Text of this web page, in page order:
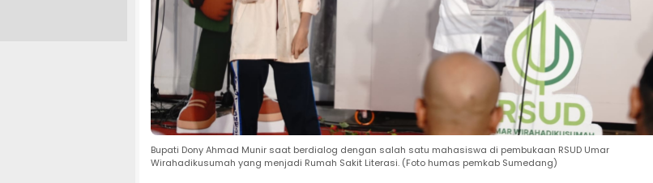
Bupati Dony Ahmad Munir saat berdialog dengan salah satu mahasiswa di pembukaan RSUD Umar
Wirahadikusumah yang menjadi Rumah Sakit Literasi. (Foto humas pemkab Sumedang)